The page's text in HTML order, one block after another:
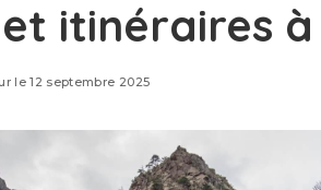
itinéraires
le 12 septembre 2025